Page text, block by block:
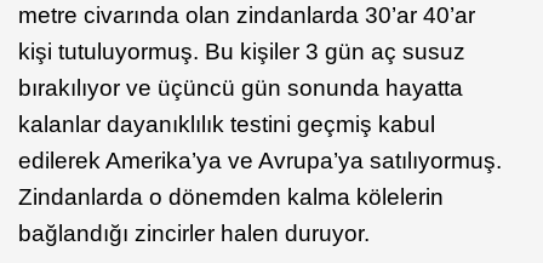
metre civarında olan zindanlarda 30’ar 40’ar
kişi tutuluyormuş. Bu kişiler 3 gün aç susuz
bırakılıyor ve üçüncü gün sonunda hayatta
kalanlar dayanıklılık testini geçmiş kabul
edilerek Amerika’ya ve Avrupa’ya satılıyormuş.
Zindanlarda o dönemden kalma kölelerin
bağlandığı zincirler halen duruyor.